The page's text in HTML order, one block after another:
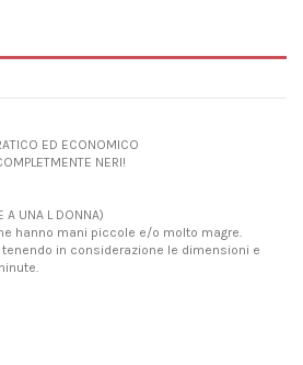
ED ECONOMICO
NERI!
A UNA L DONNA)
hanno mani piccole e/o molto magre.
in considerazione le dimensioni e